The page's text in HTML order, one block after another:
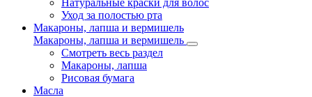
Натуральные краски для волос
Уход за полостью рта
Макароны, лапша и вермишель
Макароны, лапша и вермишель
Смотреть весь раздел
Макароны, лапша
Рисовая бумага
Масла